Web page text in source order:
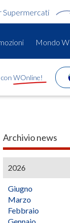
Supermercati
Mondo W
con WOnline!
Archivio news
2026
Giugno
Marzo
Febbraio